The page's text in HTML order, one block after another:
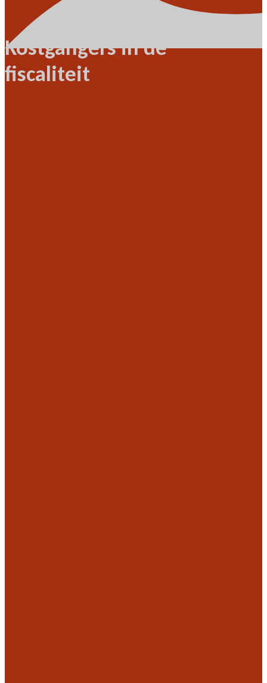
Kostgangers in de
fiscaliteit